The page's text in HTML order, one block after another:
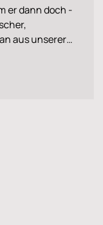
er dann doch -
aus unserer…